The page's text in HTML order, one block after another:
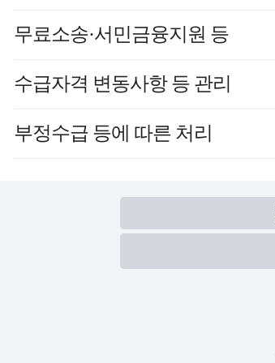
무료소송·서민금융지원 등
수급자격 변동사항 등 관리
부정수급 등에 따른 처리